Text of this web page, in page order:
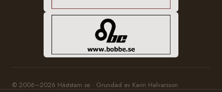
© 2006–2026 Häststam.se · Grundad av Karin Halvarsson